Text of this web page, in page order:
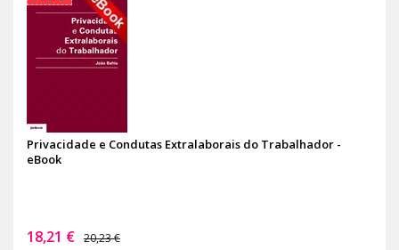
Privacidade e Condutas Extralaborais do Trabalhador -
eBook
18,21 € 20,23 €